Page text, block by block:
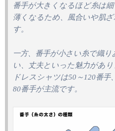
番手が大きくなるほど糸は
薄くなるため、風合いや肌
す。
一方、番手が小さい糸で織
い、丈夫といった魅力があり
ドレスシャツは50～120番
80番手が主流です。